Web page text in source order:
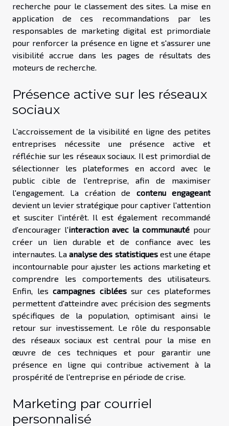
recherche pour le classement des sites. La mise en
application de ces recommandations par les
responsables de marketing digital est primordiale
pour renforcer la présence en ligne et s'assurer une
visibilité accrue dans les pages de résultats des
moteurs de recherche.
Présence active sur les réseaux
sociaux
L'accroissement de la visibilité en ligne des petites
entreprises nécessite une présence active et
réfléchie sur les réseaux sociaux. Il est primordial de
sélectionner les plateformes en accord avec le
public cible de l'entreprise, afin de maximiser
l'engagement. La création de contenu engageant
devient un levier stratégique pour captiver l'attention
et susciter l'intérêt. Il est également recommandé
d'encourager l'interaction avec la communauté pour
créer un lien durable et de confiance avec les
internautes. Laanalyse des statistiquesest une étape
incontournable pour ajuster les actions marketing et
comprendre les comportements des utilisateurs.
Enfin, les campagnes cibléessur ces plateformes
permettent d'atteindre avec précision des segments
spécifiques de la population, optimisant ainsi le
retour sur investissement. Le rôle du responsable
des réseaux sociaux est central pour la mise en
œuvre de ces techniques et pour garantir une
présence en ligne qui contribue activement à la
prospérité de l'entreprise en période de crise.
Marketing par courriel
personnalisé